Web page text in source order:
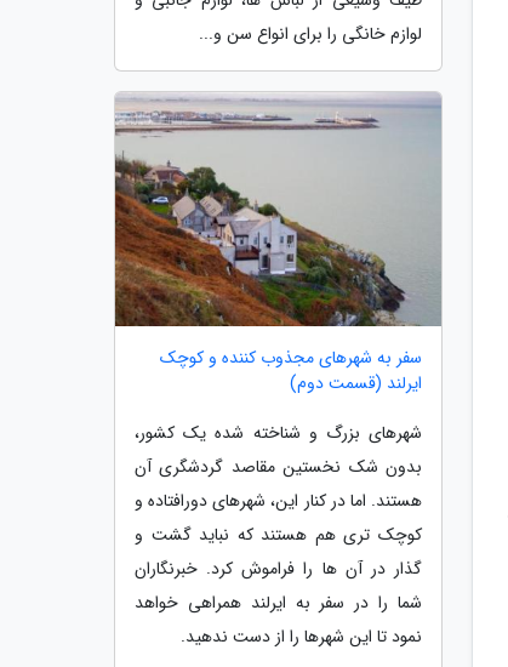
لوازم خانگی را برای انواع سن و...
سفر به شهرهای مجذوب کننده و کوچک
ایرلند (قسمت دوم)
شهرهای بزرگ و شناخته شده یک کشور،
بدون شک نخستین مقاصد گردشگری آن
هستند. اما در کنار این، شهرهای دورافتاده و
کوچک تری هم هستند که نباید گشت و
گذار در آن ها را فراموش کرد. خبرنگاران
شما را در سفر به ایرلند همراهی خواهد
نمود تا این شهرها را از دست ندهید.